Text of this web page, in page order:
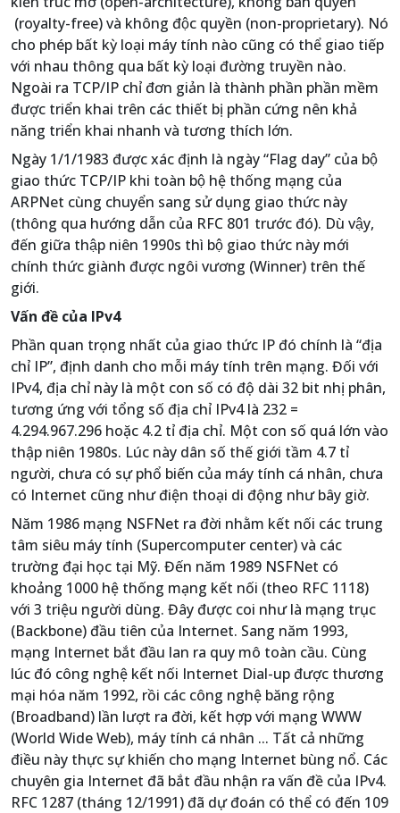
(royalty-free) và không độc quyền (non-proprietary). Nó
cho phép bất kỳ loại máy tính nào cũng có thể giao tiếp
với nhau thông qua bất kỳ loại đường truyền nào.
Ngoài ra TCP/IP chỉ đơn giản là thành phần phần mềm
được triển khai trên các thiết bị phần cứng nên khả
năng triển khai nhanh và tương thích lớn.
Ngày 1/1/1983 được xác định là ngày “Flag day” của bộ
giao thức TCP/IP khi toàn bộ hệ thống mạng của
ARPNet cùng chuyển sang sử dụng giao thức này
(thông qua hướng dẫn của RFC 801 trước đó). Dù vậy,
đến giữa thập niên 1990s thì bộ giao thức này mới
chính thức giành được ngôi vương (Winner) trên thế
giới.
Vấn đề của IPv4
Phần quan trọng nhất của giao thức IP đó chính là “địa
chỉ IP”, định danh cho mỗi máy tính trên mạng. Đối với
IPv4, địa chỉ này là một con số có độ dài 32 bit nhị phân,
tương ứng với tổng số địa chỉ IPv4 là 232 =
4.294.967.296 hoặc 4.2 tỉ địa chỉ. Một con số quá lớn vào
thập niên 1980s. Lúc này dân số thế giới tầm 4.7 tỉ
người, chưa có sự phổ biến của máy tính cá nhân, chưa
có Internet cũng như điện thoại di động như bây giờ.
Năm 1986 mạng NSFNet ra đời nhằm kết nối các trung
tâm siêu máy tính (Supercomputer center) và các
trường đại học tại Mỹ. Đến năm 1989 NSFNet có
khoảng 1000 hệ thống mạng kết nối (theo RFC 1118)
với 3 triệu người dùng. Đây được coi như là mạng trục
(Backbone) đầu tiên của Internet. Sang năm 1993,
mạng Internet bắt đầu lan ra quy mô toàn cầu. Cùng
lúc đó công nghệ kết nối Internet Dial-up được thương
mại hóa năm 1992, rồi các công nghệ băng rộng
(Broadband) lần lượt ra đời, kết hợp với mạng WWW
(World Wide Web), máy tính cá nhân ... Tất cả những
điều này thực sự khiến cho mạng Internet bùng nổ. Các
chuyên gia Internet đã bắt đầu nhận ra vấn đề của IPv4.
RFC 1287 (tháng 12/1991) đã dự đoán có thể có đến 109